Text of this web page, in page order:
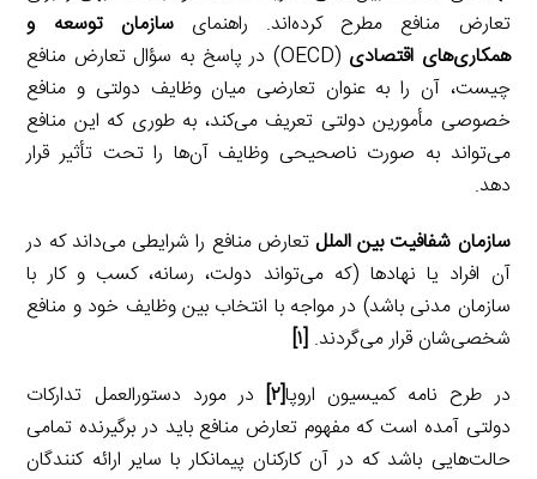
تعارض منافع مطرح کرده‌اند. راهنمایسازمان توسعه و
همکاری‌های اقتصادی
(OECD) در پاسخ به سؤال تعارض منافع
چیست، آن را به عنوان تعارضی میان وظایف دولتی و منافع
خصوصی مأمورین دولتی تعریف می‌کند، به طوری که این منافع
می‌تواند به صورت ناصحیحی وظایف آن‌ها را تحت تأثیر قرار
دهد.
سازمان شفافیت بین الملل تعارض منافع را شرایطی می‌داند که در
آن افراد یا نهادها (که می‌تواند دولت، رسانه، کسب و کار با
سازمان مدنی باشد) در مواجه با انتخاب بین وظایف خود و منافع
شخصی‌شان قرار می‌گردند. [۱]
در طرح نامه کمیسیون اروپا[۲]
در مورد دستورالعمل تدارکات
دولتی آمده است که مفهوم تعارض منافع باید در برگیرنده تمامی
حالت‌هایی باشد که در آن کارکنان پیمانکار با سایر ارائه کنندگان